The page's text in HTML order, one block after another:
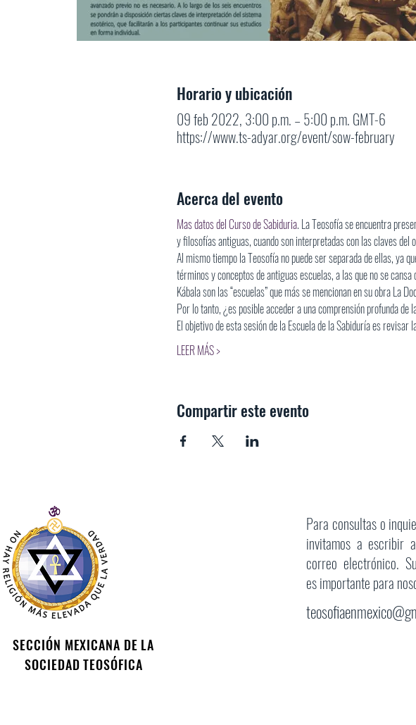
Horario y ubicación
09 feb 2022, 3:00 p.m. – 5:00 p.m. GMT-6
https://www.ts-adyar.org/event/sow-february
Acerca del evento
Mas datos del Curso de Sabiduria. La Teosofía se encuentra
y filosofías antiguas, cuando son interpretadas con las claves
Al mismo tiempo la Teosofía no puede ser separada de ellas, ya
términos y conceptos de antiguas escuelas, a las que no se
Kábala son las “escuelas” que más se mencionan en su obra La
Por lo tanto, ¿es posible acceder a una comprensión profunda
El objetivo de esta sesión de la Escuela de la Sabiduría es
LEER MÁS >
Compartir este evento
SECCIÓN MEXICANA DE LA
SOCIEDAD TEOSÓFICA
Para consultas o
invitamos a escribir
correo electrónico.
es importante para